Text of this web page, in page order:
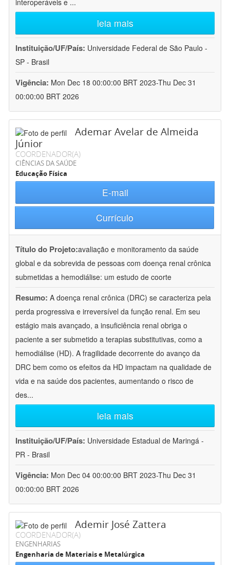
interoperáveis e ...
leia mais
Instituição/UF/País: Universidade Federal de São Paulo -
SP - Brasil
Vigência: Mon Dec 18 00:00:00 BRT 2023-Thu Dec 31
00:00:00 BRT 2026
Ademar Avelar de Almeida
Júnior
COORDENADOR(A)
CIÊNCIAS DA SAÚDE
Educação Física
E-mail
Currículo
Título do Projeto:avaliação e monitoramento da saúde
global e da sobrevida de pessoas com doença renal crônica
submetidas a hemodiálise: um estudo de coorte
Resumo: A doença renal crônica (DRC) se caracteriza pela
perda progressiva e irreversível da função renal. Em seu
estágio mais avançado, a insuficiência renal obriga o
paciente a ser submetido a terapias substitutivas, como a
hemodiálise (HD). A fragilidade decorrente do avanço da
DRC bem como os efeitos da HD impactam na qualidade de
vida e na saúde dos pacientes, aumentando o risco de
des...
leia mais
Instituição/UF/País: Universidade Estadual de Maringá -
PR - Brasil
Vigência: Mon Dec 04 00:00:00 BRT 2023-Thu Dec 31
00:00:00 BRT 2026
Ademir José Zattera
COORDENADOR(A)
ENGENHARIAS
Engenharia de Materiais e Metalúrgica